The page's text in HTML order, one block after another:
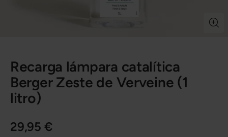
Recarga lámpara catalítica
Berger Zeste de Verveine (1
litro)
29,95 €